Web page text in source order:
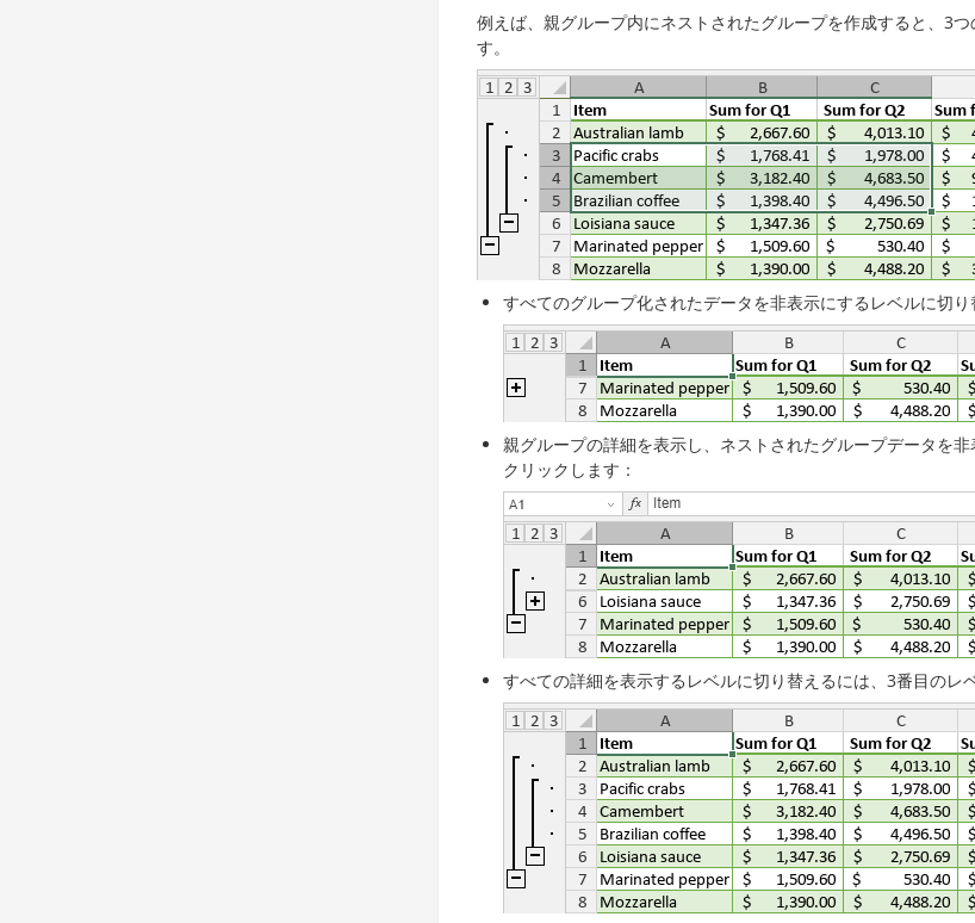
例えば、親グループ内にネストされたグループを作成すると、3
す。
すべてのグループ化されたデータを非表示にするレベルに切
親グループの詳細を表示し、ネストされたグループデータを
クリックします：
すべての詳細を表示するレベルに切り替えるには、3番目のレ